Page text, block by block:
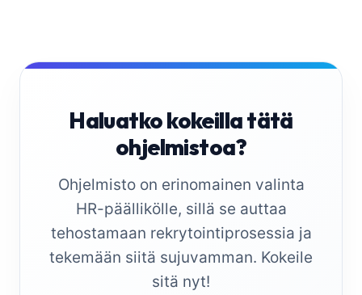
Haluatko kokeilla tätä
ohjelmistoa?
Ohjelmisto on erinomainen valinta
HR-päällikölle, sillä se auttaa
tehostamaan rekrytointiprosessia ja
tekemään siitä sujuvamman. Kokeile
sitä nyt!